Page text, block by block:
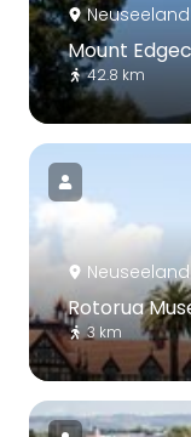
Neuseeland
Mount
42.8 km
Neuseeland
Rotorua
3 km